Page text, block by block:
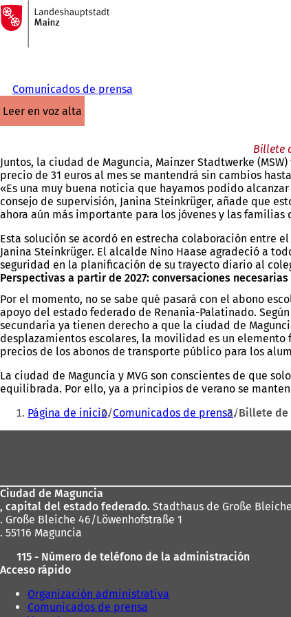
Saltar al contenido
A
la
página
Comunicados de prensa
leer en voz alta
Billete
Juntos, la ciudad de Maguncia, Mainzer Stadtwerke
precio de 31 euros al mes se mantendrá sin cambios
«Es una muy buena noticia que hayamos podido
consejo de supervisión, Janina Steinkrüger, añade que
ahora aún más importante para los jóvenes y las familias
Esta solución se acordó en estrecha colaboración entre
Janina Steinkrüger. El alcalde Nino Haase agradeció a
seguridad en la planificación de su trayecto diario al
Perspectivas a partir de 2027: conversaciones necesarias
Por el momento, no se sabe qué pasará con el abono
apoyo del estado federado de Renania-Palatinado.
secundaria ya tienen derecho a que la ciudad de
desplazamientos escolares, la movilidad es un
precios de los abonos de transporte público para los
La ciudad de Maguncia y MVG son conscientes de que
equilibrada. Por ello, ya a principios de verano se
Estás
aquí:
Página de inicio Comunicados de prensa Billete de
pies
Ciudad de Maguncia
, capital del estado federado. Stadthaus de Große Bleiche
. Große Bleiche 46/Löwenhofstraße 1
. 55116 Maguncia
115 - Número de teléfono de la administración
Acceso rápido
Organización administrativa
Comunicados de prensa